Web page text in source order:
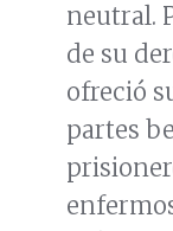
neutral.
de su
ofreció
partes